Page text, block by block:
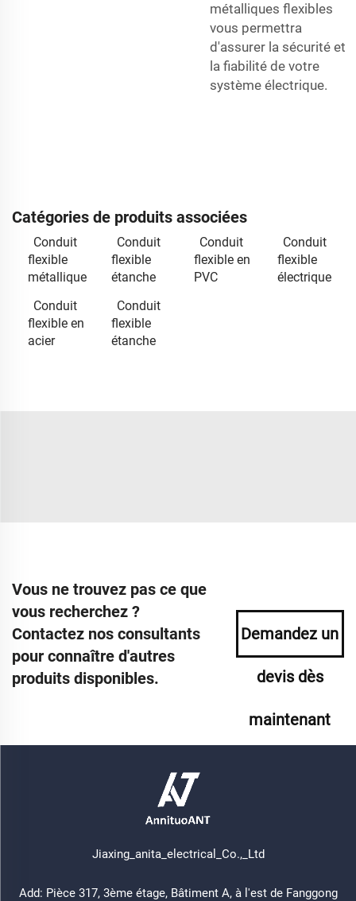
métalliques flexibles
vous permettra
d'assurer la sécurité et
la fiabilité de votre
système électrique.
Catégories de produits associées
Conduit
flexible
métallique
Conduit
flexible
étanche
Conduit
flexible en
PVC
Conduit
flexible
électrique
Conduit
flexible en
acier
Conduit
flexible
étanche
Vous ne trouvez pas ce que
vous recherchez ?
Contactez nos consultants
pour connaître d'autres
produits disponibles.
Demandez un
devis dès
maintenant
Jiaxing_anita_electrical_Co.,_Ltd
Add: Pièce 317, 3ème étage, Bâtiment A, à l'est de Fanggong